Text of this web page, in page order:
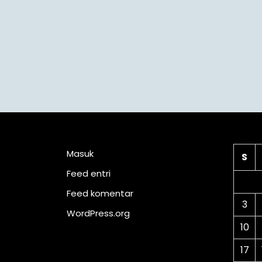
Masuk
Feed entri
Feed komentar
WordPress.org
S
3
10
17